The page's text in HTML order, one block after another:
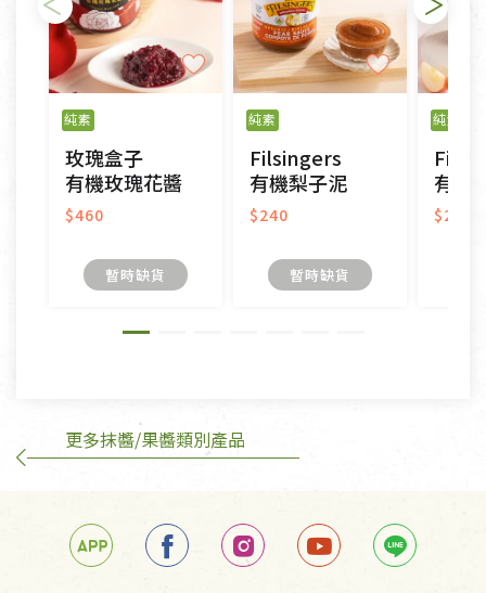
不適用七天鑑賞期商品：
以數位或電磁紀錄形式儲存之商品、易於變質或損壞
之商品、以及性質上無法或不適合退換之商品：如
CD、VCD、DVD、電腦軟體，若產品瑕疵無法讀取僅
接受原片換新。
衣飾鞋類-如T恤，如於送達後水洗或污損者。
美容保養用品、內衣褲、襪子、口罩等私人消耗性產
內衣褲、襪子、口罩個人衛生用品除商品本身有瑕疵
外,依據《通訊交易解除權合理例外情事適用準
訂購手抄稿退貨需知：
若未保持原包裝方式或未使用原箱退回，導致書籍有
任何折損、磨損、污損或凹角，將不接受退貨，也不
純素
玫瑰盒子
有機玫瑰花醬
$460
暫時缺貨
純素
Filsingers
有機梨子泥
$240
暫時缺貨
純素
有機
$240
更多抹醬/果醬類別產品